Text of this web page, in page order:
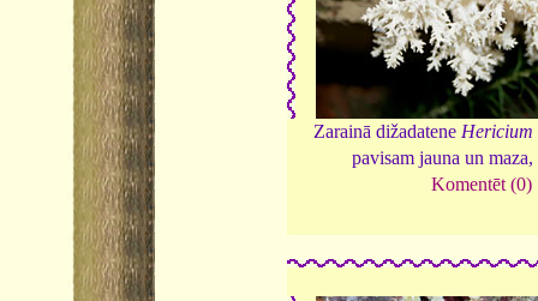
Zarainā dižadatene Hericium
pavisam jauna un maza,
Komentēt (0)